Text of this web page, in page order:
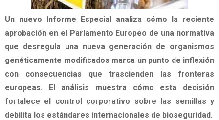
Un nuevo Informe Especial analiza cómo la reciente
aprobación en el Parlamento Europeo de una normativa
que desregula una nueva generación de organismos
genéticamente modificados marca un punto de inflexión
con consecuencias que trascienden las fronteras
europeas. El análisis muestra cómo esta decisión
fortalece el control corporativo sobre las semillas y
debilita los estándares internacionales de bioseguridad.